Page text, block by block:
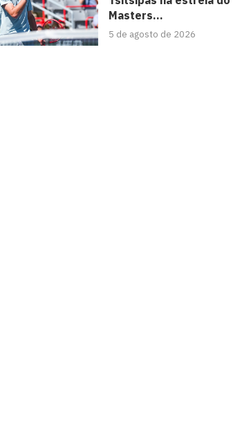
Masters...
5 de agosto de 2026